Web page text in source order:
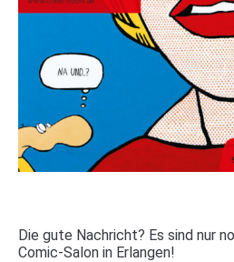
Die gute Nachricht? Es sind nur
Comic-Salon in Erlangen!